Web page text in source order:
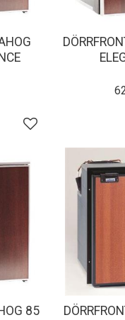
Lägg till i favoriter
85